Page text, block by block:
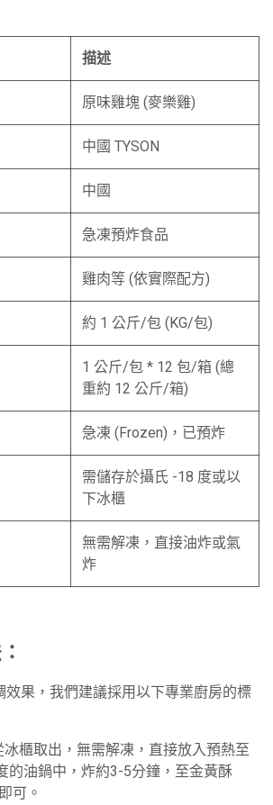
描述
原味雞塊 (麥樂雞)
中國 TYSON
中國
急凍預炸食品
雞肉等 (依實際配方)
約 1 公斤/包 (KG/包)
1 公斤/包 * 12 包/箱 (總
重約 12 公斤/箱)
急凍 (Frozen)，已預炸
需儲存於攝氏 -18 度或以
下冰櫃
無需解凍，直接油炸或氣
炸
效果，我們建議採用以下專業廚房的標
冰櫃取出，無需解凍，直接放入預熱至
的油鍋中，炸約3-5分鐘，至金黃酥
可。